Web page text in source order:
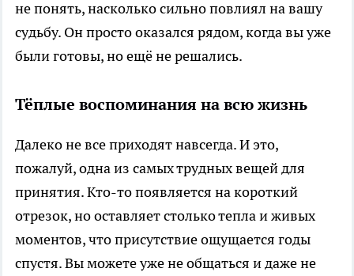
не понять, насколько сильно повлиял на вашу
судьбу. Он просто оказался рядом, когда вы уже
были готовы, но ещё не решались.
Тёплые воспоминания на всю жизнь
Далеко не все приходят навсегда. И это,
пожалуй, одна из самых трудных вещей для
принятия. Кто-то появляется на короткий
отрезок, но оставляет столько тепла и живых
моментов, что присутствие ощущается годы
спустя. Вы можете уже не общаться и даже не